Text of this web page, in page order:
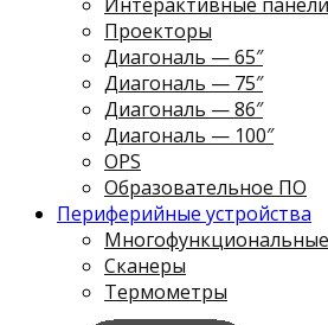
Проекторы
Диагональ — 65″
Диагональ — 75″
Диагональ — 86″
Диагональ — 100″
OPS
Образовательное ПО
Периферийные устройства
Многофункциональные
Сканеры
Термометры